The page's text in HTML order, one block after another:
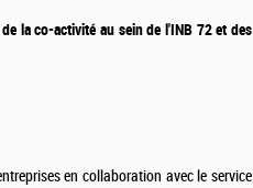
la co-activité au sein de l'INB 72 et des
en collaboration avec le service